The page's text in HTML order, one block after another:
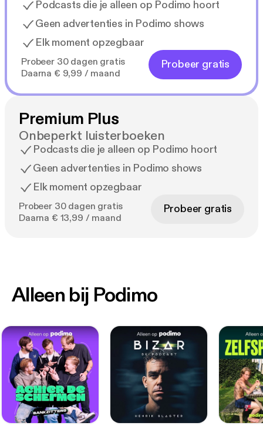
Podcasts die je alleen op Podimo hoort
Geen advertenties in Podimo shows
Elk moment opzegbaar
Probeer 30 dagen gratis
Daarna € 9,99 / maand
Probeer gratis
Premium Plus
Onbeperkt luisterboeken
Podcasts die je alleen op Podimo hoort
Geen advertenties in Podimo shows
Elk moment opzegbaar
Probeer 30 dagen gratis
Daarna € 13,99 / maand
Probeer gratis
Alleen bij Podimo